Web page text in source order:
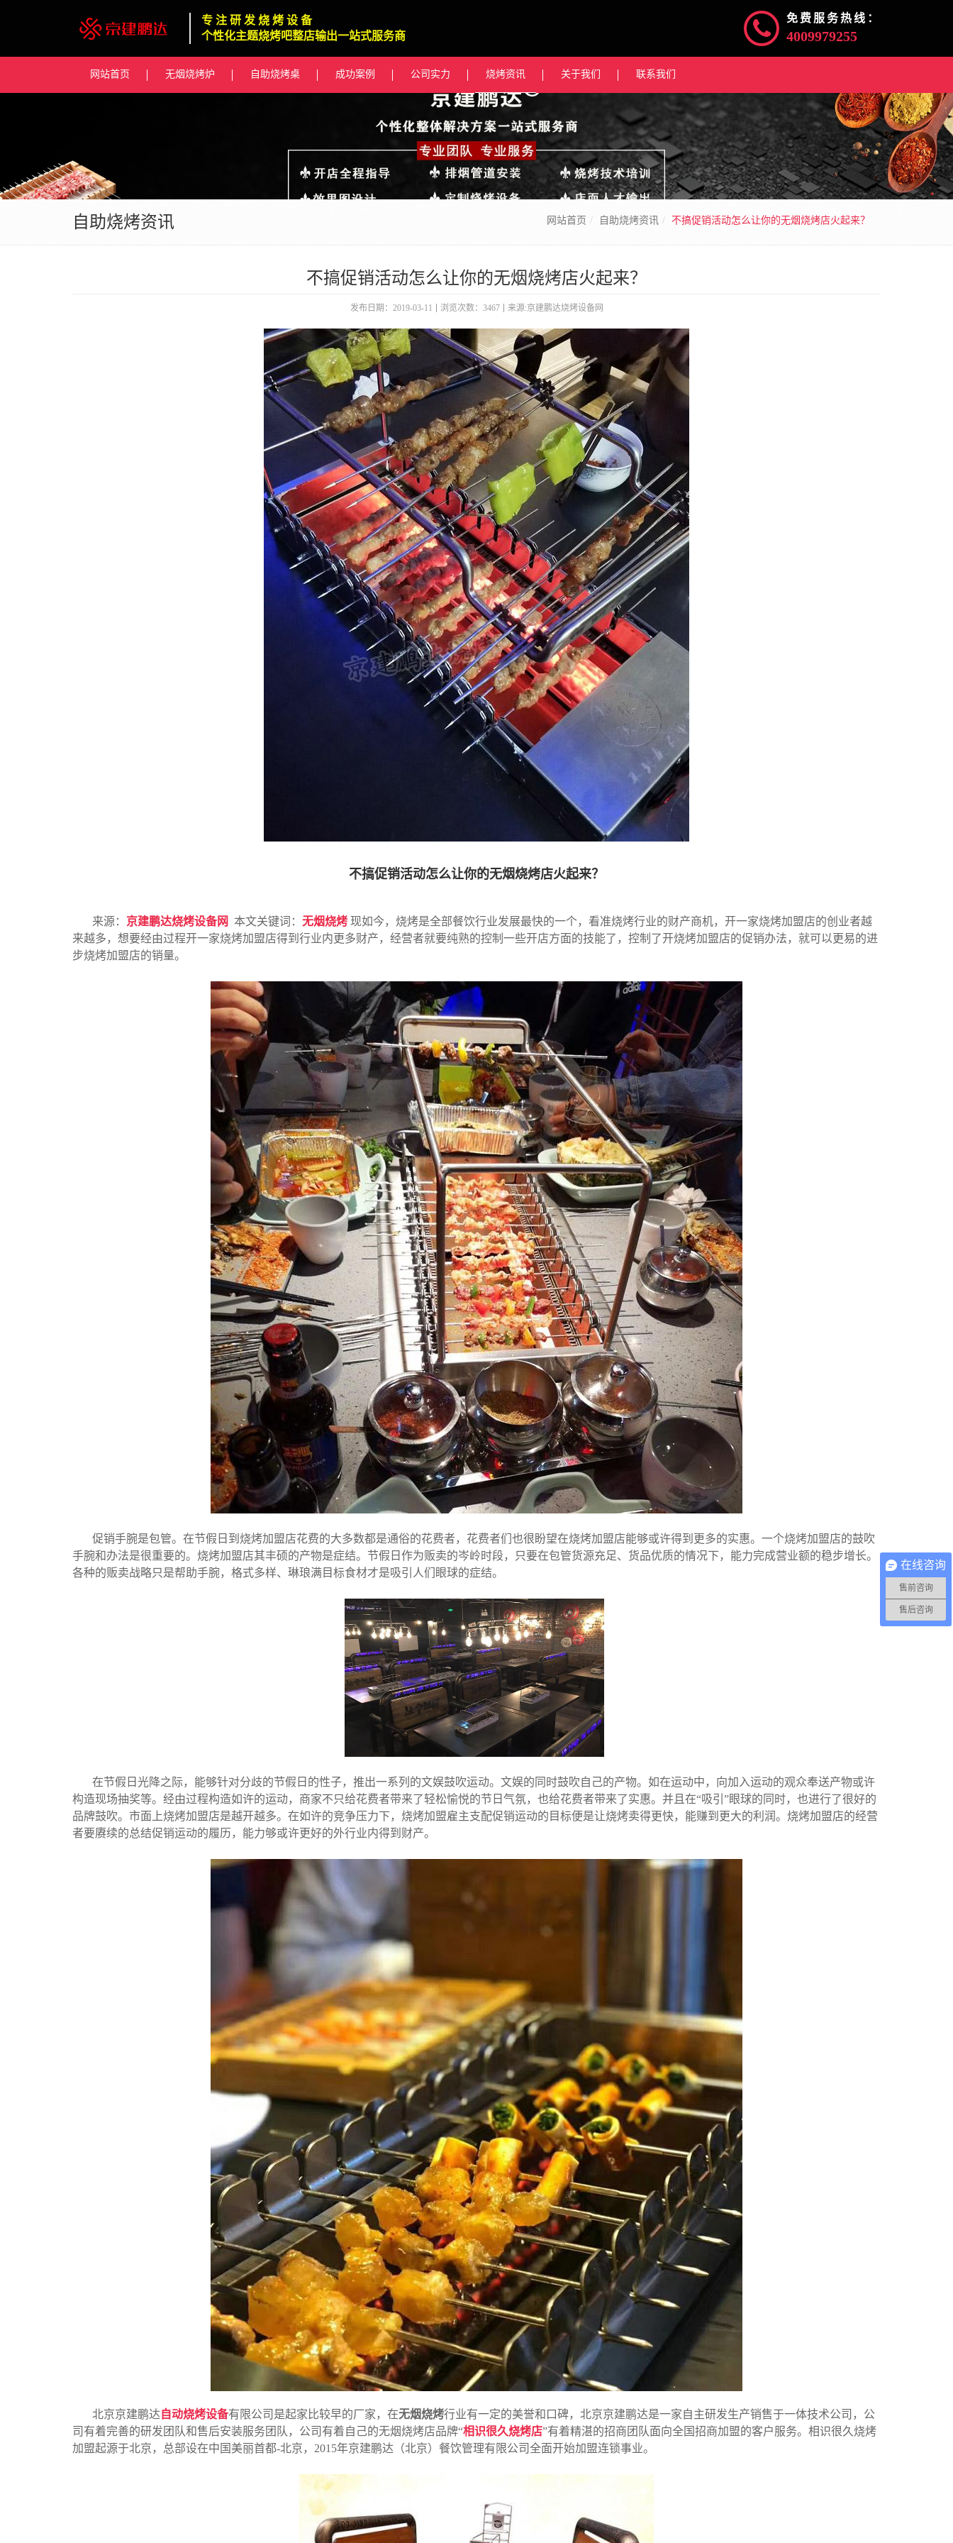
专 注 研 发 烧 烤 设 备
个性化主题烧烤吧整店输出一站式服务商
免费服务热线：
4009979255
网站首页 无烟烧烤炉 自助烧烤桌 成功案例 公司实力 烧烤资讯 关于我们 联系我们
自助烧烤资讯 网站首页 自助烧烤资讯 ​不搞促销活动怎么让你的无烟烧烤店火起来？
​不搞促销活动怎么让你的无烟烧烤店火起来？
发布日期：2019-03-11 浏览次数：3467 来源:京建鹏达烧烤设备网
不搞促销活动怎么让你的无烟烧烤店火起来？
来源： 京建鹏达烧烤设备网 本文关键词： 无烟烧烤 现如今，烧烤是全部餐饮行业发展最快的一个，看准烧烤行业的财产商机，开一家烧烤加盟店的创业者越
来越多，想要经由过程开一家烧烤加盟店得到行业内更多财产，经营者就要纯熟的控制一些开店方面的技能了，控制了开烧烤加盟店的促销办法，就可以更易的进
步烧烤加盟店的销量。
促销手腕是包管。在节假日到烧烤加盟店花费的大多数都是通俗的花费者，花费者们也很盼望在烧烤加盟店能够或许得到更多的实惠。一个烧烤加盟店的鼓吹
手腕和办法是很重要的。烧烤加盟店其丰硕的产物是症结。节假日作为贩卖的岑岭时段，只要在包管货源充足、货品优质的情况下，能力完成营业额的稳步增长。
各种的贩卖战略只是帮助手腕，格式多样、琳琅满目标食材才是吸引人们眼球的症结。
在节假日光降之际，能够针对分歧的节假日的性子，推出一系列的文娱鼓吹运动。文娱的同时鼓吹自己的产物。如在运动中，向加入运动的观众奉送产物或许
构造现场抽奖等。经由过程构造如许的运动，商家不只给花费者带来了轻松愉悦的节日气氛，也给花费者带来了实惠。并且在“吸引”眼球的同时，也进行了很好的
品牌鼓吹。 市面上烧烤加盟店是越开越多。在如许的竞争压力下，烧烤加盟雇主支配促销运动的目标便是让烧烤卖得更快，能赚到更大的利润。烧烤加盟店的经营
者要赓续的总结促销运动的履历，能力够或许更好的外行业内得到财产。
北京京建鹏达 自动烧烤设备有限公司是起家比较早的厂家，在无烟烧烤行业有一定的美誉和口碑，北京京建鹏达是一家自主研发生产销售于一体技术公司，公
司有着完善的研发团队和售后安装服务团队，公司有着自己的无烟烧烤店品牌“相识很久烧烤店”有着精湛的招商团队面向全国招商加盟的客户服务。相识很久烧烤
加盟起源于北京，总部设在中国美丽首都-北京，2015年京建鹏达（北京）餐饮管理有限公司全面开始加盟连锁事业。
在线咨询
售前咨询
售后咨询